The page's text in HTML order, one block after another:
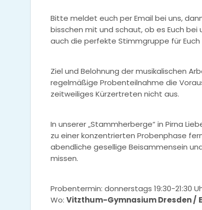
Bitte meldet euch per Email bei uns,
bisschen mit und schaut, ob es Euch
auch die perfekte Stimmgruppe für Euch
Ziel und Belohnung der musikalischen
regelmäßige Probenteilnahme die
zeitweiliges Kürzertreten nicht aus.
In unserer „Stammherberge“ in Pirna
zu einer konzentrierten Probenphase
abendliche gesellige Beisammensein
missen.
Probentermin: donnerstags 19:30-21:30
Wo: Vitzthum-Gymnasium Dresden /